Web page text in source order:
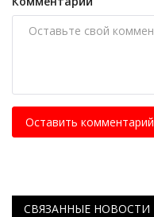
Оставить комментарий
СВЯЗАННЫЕ НОВОСТИ